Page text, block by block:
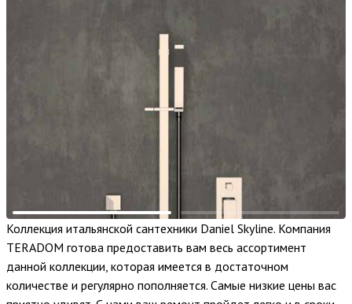
Коллекция итальянской сантехники Daniel Skyline. Компания
TERADOM готова предоставить вам весь ассортимент
данной коллекции, которая имеется в достаточном
количестве и регулярно пополняется. Самые низкие цены вас